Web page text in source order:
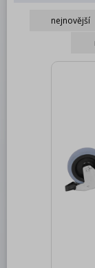
Pizza
Šokery
Drop In
nejnovější